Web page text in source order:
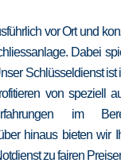
vor Ort und
Dabei
Schlüsseldienst
von speziell
im
hinaus bieten wir
zu fairen